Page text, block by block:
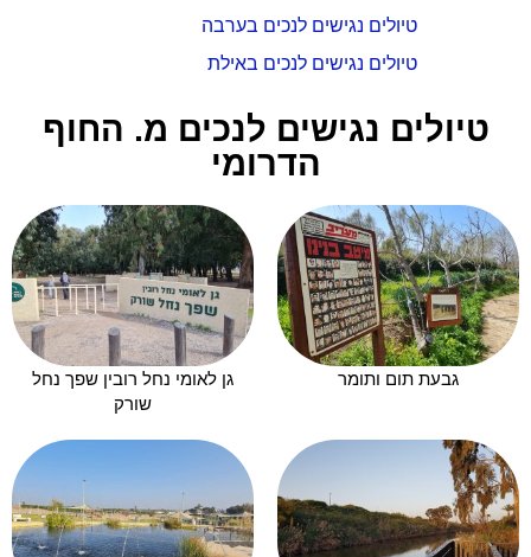
טיולים נגישים לנכים בערבה
טיולים נגישים לנכים באילת
טיולים נגישים לנכים מ. החוף
הדרומי
גבעת תום ותומר
גן לאומי נחל רובין שפך נחל
שורק